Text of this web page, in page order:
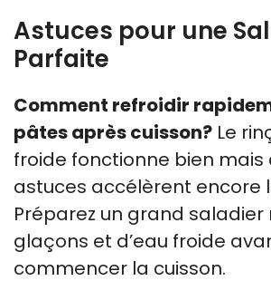
Astuces pour une
Parfaite
Comment refroidir
pâtes après cuisson? Le
froide fonctionne bien mais
astuces accélèrent encore
Préparez un grand saladier
glaçons et d’eau froide
commencer la cuisson.